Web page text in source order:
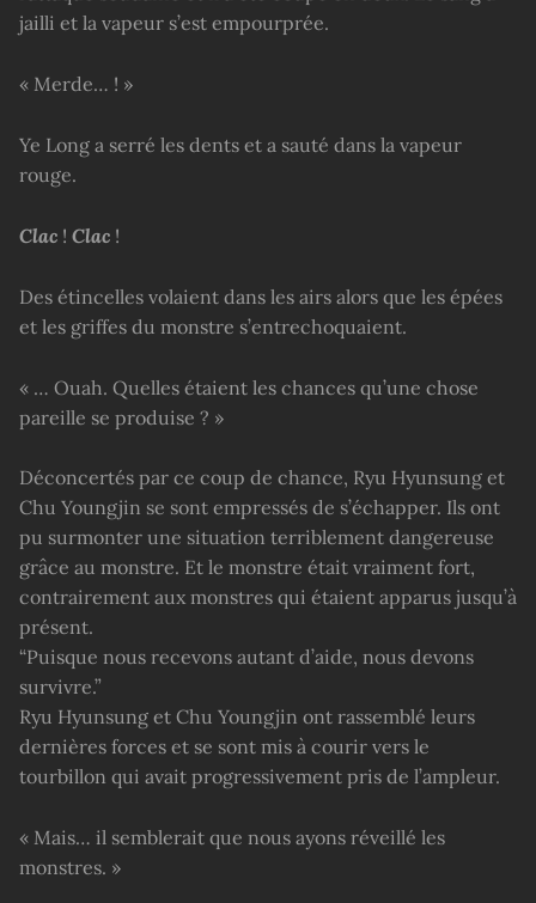
jailli et la vapeur s’est empourprée.
« Merde… ! »
Ye Long a serré les dents et a sauté dans la vapeur
rouge.
Clac ! Clac !
Des étincelles volaient dans les airs alors que les épées
et les griffes du monstre s’entrechoquaient.
« … Ouah. Quelles étaient les chances qu’une chose
pareille se produise ? »
Déconcertés par ce coup de chance, Ryu Hyunsung et
Chu Youngjin se sont empressés de s’échapper. Ils ont
pu surmonter une situation terriblement dangereuse
grâce au monstre. Et le monstre était vraiment fort,
contrairement aux monstres qui étaient apparus jusqu’à
présent.
“Puisque nous recevons autant d’aide, nous devons
survivre.”
Ryu Hyunsung et Chu Youngjin ont rassemblé leurs
dernières forces et se sont mis à courir vers le
tourbillon qui avait progressivement pris de l’ampleur.
« Mais… il semblerait que nous ayons réveillé les
monstres. »